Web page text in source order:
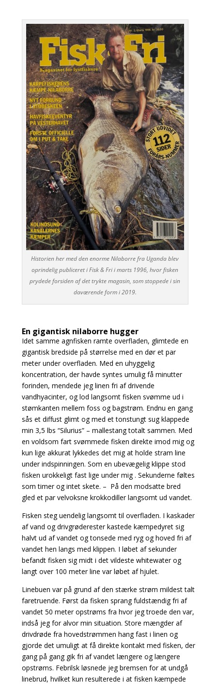
Historien her med den enorme Nilaborre fra Uganda blev
oprindelig publiceret i Fisk & Fri i marts 1996, hvor fisken
prydede forsiden af det trykte magasin, som stoppede i sin
daværende form i 2019.
En gigantisk nilaborre hugger
Idet samme agnfisken ramte overfladen, glimtede en
gigantisk bredside på størrelse med en dør et par
meter under overfladen. Med en uhyggelig
koncentration, der havde syntes umulig få minutter
forinden, mendede jeg linen fri af drivende
vandhyacinter, og lod langsomt fisken svømme ud i
stømkanten mellem foss og bagstrøm. Endnu en gang
sås et diffust glimt og med et tonstungt sug klappede
min 3,5 lbs “Silurius” – mallestang totalt sammen. Med
en voldsom fart svømmede fisken direkte imod mig og
kun lige akkurat lykkedes det mig at holde stram line
under indspinningen. Som en ubevægelig klippe stod
fisken urokkeligt fast lige under mig . Sekunderne føltes
som timer og intet skete. – På den modsatte bred
gled et par velvoksne krokkodiller langsomt ud vandet.
Fisken steg uendelig langsomt til overfladen. I kaskader
af vand og drivgrøderester kastede kæmpedyret sig
halvt ud af vandet og tonsede med ryg og hoved fri af
vandet hen langs med klippen. I løbet af sekunder
befandt fisken sig midt i det vildeste whitewater og
langt over 100 meter line var løbet af hjulet.
Linebuen var på grund af den stærke strøm mildest talt
faretruende. Først da fisken sprang fuldstændig fri af
vandet 50 meter opstrøms fra hvor jeg troede den var,
indså jeg for alvor min situation. Store mængder af
drivdrøde fra hovedstrømmen hang fast i linen og
gjorde det umuligt at få direkte kontakt med fisken, der
gang på gang gik fri af vandet længere og længere
opstrøms. Febrilsk løsnede jeg bremsen for at undgå
linebrud, hvilket kun resulterede i at fisken kæmpede